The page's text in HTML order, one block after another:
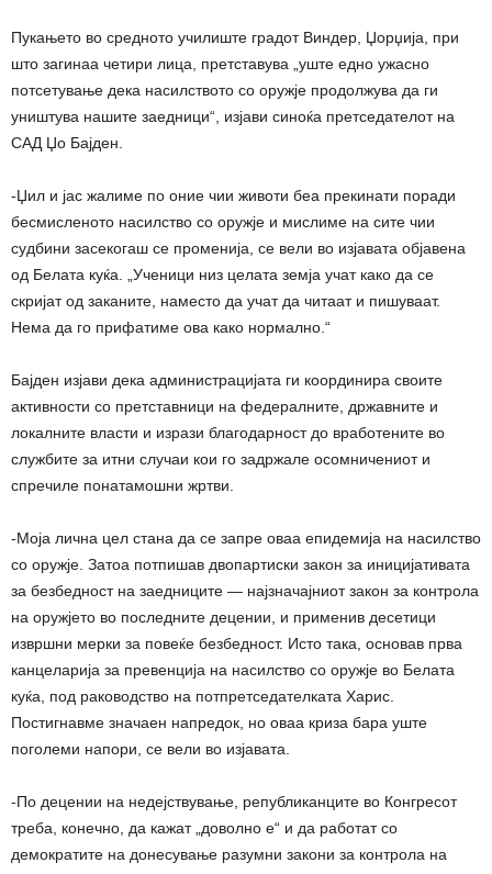
Пукањето во средното училиште градот Виндер, Џорџија, при
што загинаа четири лица, претставува „уште едно ужасно
потсетување дека насилството со оружје продолжува да ги
уништува нашите заедници“, изјави синоќа претседателот на
САД Џо Бајден.
-Џил и јас жалиме по оние чии животи беа прекинати поради
бесмисленото насилство со оружје и мислиме на сите чии
судбини засекогаш се променија, се вели во изјавата објавена
од Белата куќа. „Ученици низ целата земја учат како да се
скријат од заканите, наместо да учат да читаат и пишуваат.
Нема да го прифатиме ова како нормално.“
Бајден изјави дека администрацијата ги координира своите
активности со претставници на федералните, државните и
локалните власти и изрази благодарност до вработените во
службите за итни случаи кои го задржале осомничениот и
спречиле понатамошни жртви.
-Моја лична цел стана да се запре оваа епидемија на насилство
со оружје. Затоа потпишав двопартиски закон за иницијативата
за безбедност на заедниците — најзначајниот закон за контрола
на оружјето во последните децении, и применив десетици
извршни мерки за повеќе безбедност. Исто така, основав прва
канцеларија за превенција на насилство со оружје во Белата
куќа, под раководство на потпретседателката Харис.
Постигнавме значаен напредок, но оваа криза бара уште
поголеми напори, се вели во изјавата.
-По децении на недејствување, републиканците во Конгресот
треба, конечно, да кажат „доволно е“ и да работат со
демократите на донесување разумни закони за контрола на